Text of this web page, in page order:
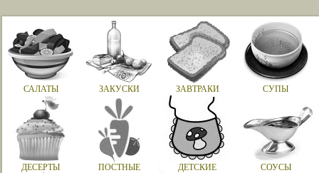
САЛАТЫ ЗАКУСКИ ЗАВТРАКИ СУПЫ
ДЕСЕРТЫ ПОСТНЫЕ ДЕТСКИЕ СОУСЫ